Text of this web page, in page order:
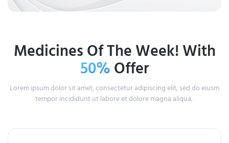
Medicines Of The Week! With
50%Offer
Lorem ipsum dolor sit amet, consectetur adipiscing elit, sed do eiusm
tempor incididunt ut labore et dolore magna aliqua.